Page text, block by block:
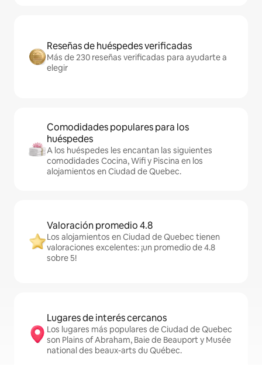
Reseñas de huéspedes verificadas
Más de 230 reseñas verificadas para ayudarte a
elegir
Comodidades populares para los
huéspedes
A los huéspedes les encantan las siguientes
comodidades Cocina, Wifi y Piscina en los
alojamientos en Ciudad de Quebec.
Valoración promedio 4.8
Los alojamientos en Ciudad de Quebec tienen
valoraciones excelentes: ¡un promedio de 4.8
sobre 5!
Lugares de interés cercanos
Los lugares más populares de Ciudad de Quebec
son Plains of Abraham, Baie de Beauport y Musée
national des beaux-arts du Québec.